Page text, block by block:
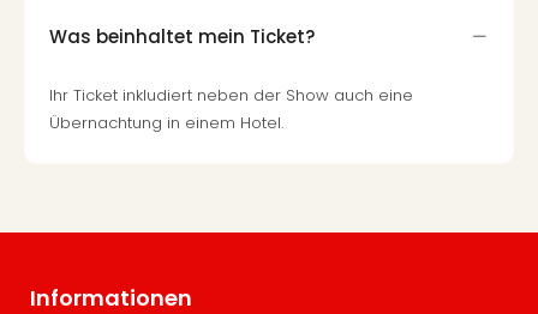
Was beinhaltet mein Ticket?
Ihr Ticket inkludiert neben der Show auch eine
Übernachtung in einem Hotel.
Informationen